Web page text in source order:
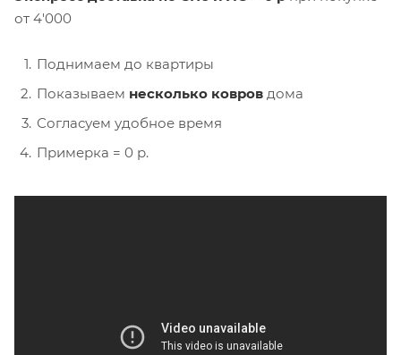
от 4'000
Поднимаем до квартиры
Показываем несколько ковров дома
Согласуем удобное время
Примерка = 0 р.